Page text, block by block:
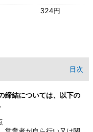
324円
目次
締結については、以下の